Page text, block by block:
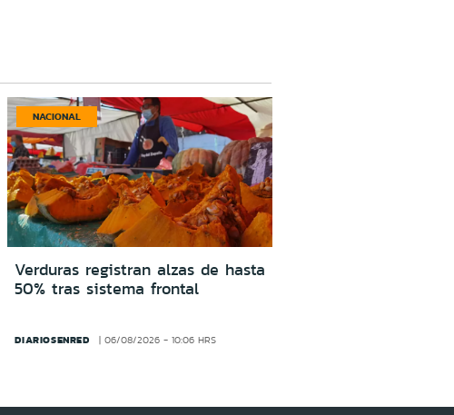
NACIONAL
Verduras registran alzas de hasta
50% tras sistema frontal
DIARIOSENRED 06/08/2026 - 10:06 HRS